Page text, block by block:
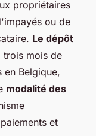
propriétaires
ou de
Le dépôt
trois mois de
en Belgique,
modalité des
et